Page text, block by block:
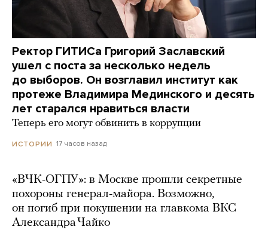
Ректор ГИТИСа Григорий Заславский
ушел с поста за несколько недель
до выборов. Он возглавил институт как
протеже Владимира Мединского и десять
лет старался нравиться власти
Теперь его могут обвинить в коррупции
ИСТОРИИ 17 часов назад
«ВЧК-ОГПУ»: в Москве прошли секретные
похороны генерал-майора. Возможно,
он погиб при покушении на главкома ВКС
Александра Чайко